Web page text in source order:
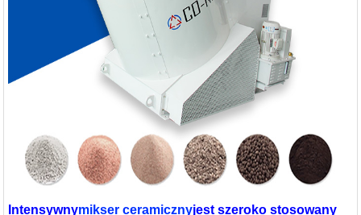
Intensywnymikser ceramicznyjest szeroko stosowany